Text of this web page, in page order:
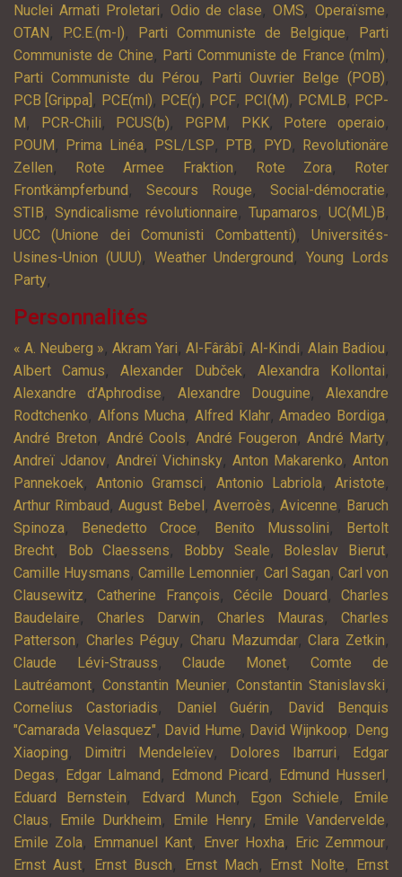
Nuclei Armati Proletari, Odio de clase,OMS,Operaïsme,
OTAN , P.C.E.(m-l), Parti Communiste de Belgique,
Parti
Communiste de Chine, Parti Communiste de France (mlm),
Parti Communiste du Pérou, Parti Ouvrier Belge (POB),
PCB [Grippa] , PCE(ml), PCE(r), PCF, PCI(M), PCMLB, PCP-
M , PCR-Chili, PCUS(b), PGPM , PKK, Potere operaio,
POUM , Prima Linéa, PSL/LSP, PTB, PYD,
Revolutionäre
Zellen, Rote Armee Fraktion, Rote Zora,
Roter
Frontkämpferbund , Secours Rouge, Social-démocratie,
STIB, Syndicalisme révolutionnaire, Tupamaros, UC(ML)B,
UCC (Unione dei Comunisti Combattenti),Universités-
Usines-Union (UUU), Weather Underground ,Young Lords
Party,
Personnalités
« A. Neuberg », Akram Yari, Al-Fârâbî, Al-Kindi, Alain Badiou,
Albert Camus,Alexander Dubček, Alexandra Kollontai,
Alexandre d’Aphrodise, Alexandre Douguine, Alexandre
Rodtchenko, Alfons Mucha,Alfred Klahr,Amadeo Bordiga,
André Breton, André Cools, André Fougeron, André Marty,
Andreï Jdanov, Andreï Vichinsky, Anton Makarenko, Anton
Pannekoek,Antonio Gramsci, Antonio Labriola,Aristote,
Arthur Rimbaud ,August Bebel , Averroès, Avicenne, Baruch
Spinoza, Benedetto Croce, Benito Mussolini,
Bertolt
Brecht, Bob Claessens, Bobby Seale, Boleslav Bierut,
Camille Huysmans,Camille Lemonnier, Carl Sagan, Carl von
Clausewitz,Catherine François,Cécile Douard ,Charles
Baudelaire, Charles Darwin, Charles Mauras, Charles
Patterson, Charles Péguy,Charu Mazumdar,Clara Zetkin,
Claude Lévi-Strauss,Claude Monet,Comte de
Lautréamont, Constantin Meunier,Constantin Stanislavski,
Cornelius Castoriadis, Daniel Guérin,
David Benquis
"Camarada Velasquez", David Hume, David Wijnkoop, Deng
Xiaoping, Dimitri Mendeleïev, Dolores Ibarruri,
Edgar
Degas, Edgar Lalmand , Edmond Picard , Edmund Husserl ,
Eduard Bernstein, Edvard Munch, Egon Schiele,
Emile
Claus, Emile Durkheim, Emile Henry, Emile Vandervelde,
Emile Zola, Emmanuel Kant, Enver Hoxha, Eric Zemmour,
Ernst Aust, Ernst Busch, Ernst Mach, Ernst Nolte,
Ernst